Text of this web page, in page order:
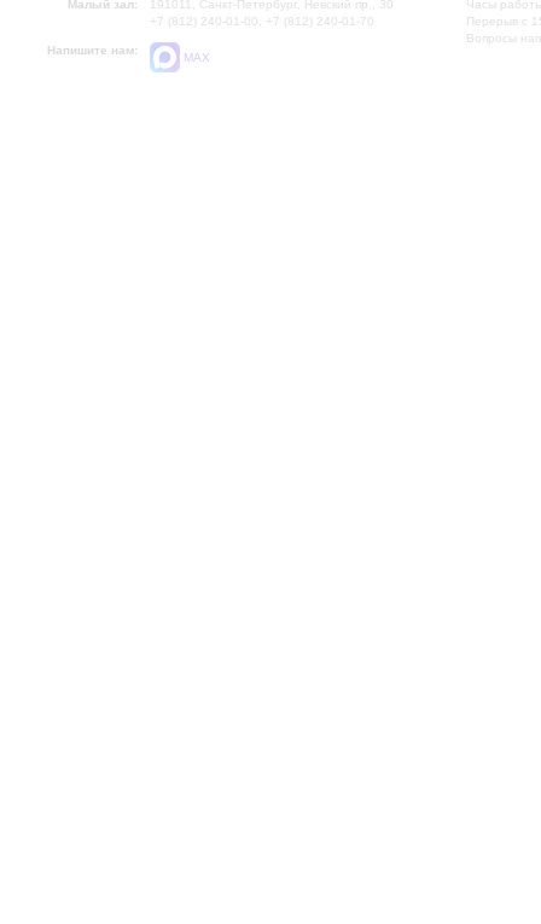
Малый зал:
191011, Санкт-Петербург, Невский пр., 30
+7 (812) 240-01-00, +7 (812) 240-01-70
Напишите нам:
MAX
Часы
Перерыв с
Вопросы